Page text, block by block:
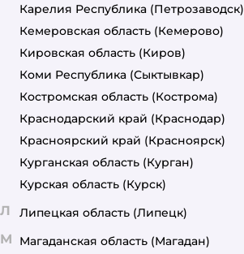
Карелия Республика (Петрозаводск)
Кемеровская область (Кемерово)
Кировская область (Киров)
Коми Республика (Сыктывкар)
Костромская область (Кострома)
Краснодарский край (Краснодар)
Красноярский край (Красноярск)
Курганская область (Курган)
Курская область (Курск)
Л Липецкая область (Липецк)
М Магаданская область (Магадан)